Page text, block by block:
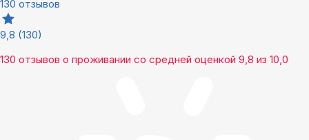
130 отзывов
9,8 (130)
130 отзывов о проживании со средней оценкой 9,8 из 10,0